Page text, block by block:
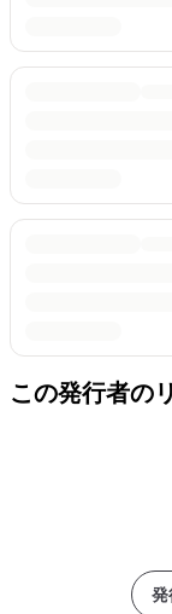
この発行者の
発